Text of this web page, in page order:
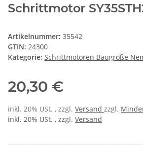
Schrittmotor
Artikelnummer: 35542
GTIN: 24300
Kategorie: Schrittmotoren Baugröße
20,30 €
inkl. 20% USt. , zzgl. Versand zzgl.
inkl. 20% USt. , zzgl. Versand